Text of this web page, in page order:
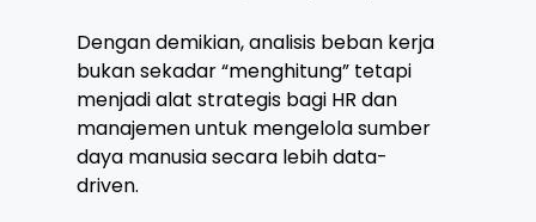
Dengan demikian, analisis beban kerja
bukan sekadar “menghitung” tetapi
menjadi alat strategis bagi HR dan
manajemen untuk mengelola sumber
daya manusia secara lebih data-
driven.